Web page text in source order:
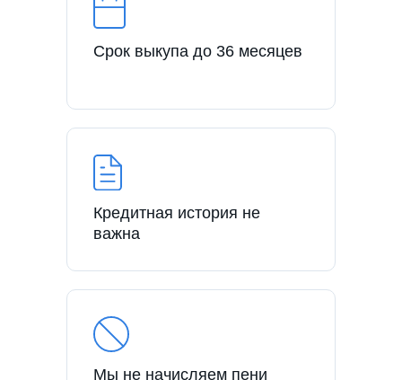
Срок выкупа до 36 месяцев
Кредитная история не
важна
Мы не начисляем пени